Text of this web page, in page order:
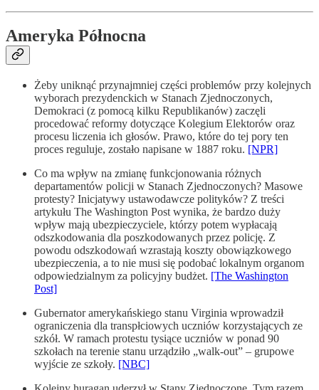
Ameryka Północna
Żeby uniknąć przynajmniej części problemów przy kolejnych
wyborach prezydenckich w Stanach Zjednoczonych,
Demokraci (z pomocą kilku Republikanów) zaczęli
procedować reformy dotyczące Kolegium Elektorów oraz
procesu liczenia ich głosów. Prawo, które do tej pory ten
proces reguluje, zostało napisane w 1887 roku. [NPR]
Co ma wpływ na zmianę funkcjonowania różnych
departamentów policji w Stanach Zjednoczonych? Masowe
protesty? Inicjatywy ustawodawcze polityków? Z treści
artykułu The Washington Post wynika, że bardzo duży
wpływ mają ubezpieczyciele, którzy potem wypłacają
odszkodowania dla poszkodowanych przez policję. Z
powodu odszkodowań wzrastają koszty obowiązkowego
ubezpieczenia, a to nie musi się podobać lokalnym organom
odpowiedzialnym za policyjny budżet. [The Washington
Post]
Gubernator amerykańskiego stanu Virginia wprowadził
ograniczenia dla transpłciowych uczniów korzystających ze
szkół. W ramach protestu tysiące uczniów w ponad 90
szkołach na terenie stanu urządziło „walk-out” – grupowe
wyjście ze szkoły. [NBC]